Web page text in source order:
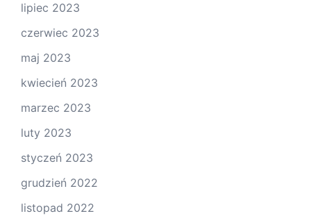
lipiec 2023
czerwiec 2023
maj 2023
kwiecień 2023
marzec 2023
luty 2023
styczeń 2023
grudzień 2022
listopad 2022